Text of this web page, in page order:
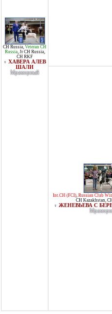
CH Russia, Veteran CH
Russia, Jr CH Russia,
CH RKF
♀ ХАВЕРА АЛЕВ
ШАЛИ
Мраморный
Int.CH (FCI), Russian Club
CH Kazakhstan,
♀ ЖЕНЕВЬЕВА С